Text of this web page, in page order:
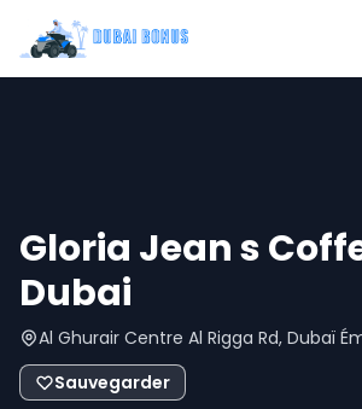
Gloria Jean s
Dubai
Al Ghurair Centre Al Rigga Rd, Dubaï
Sauvegarder